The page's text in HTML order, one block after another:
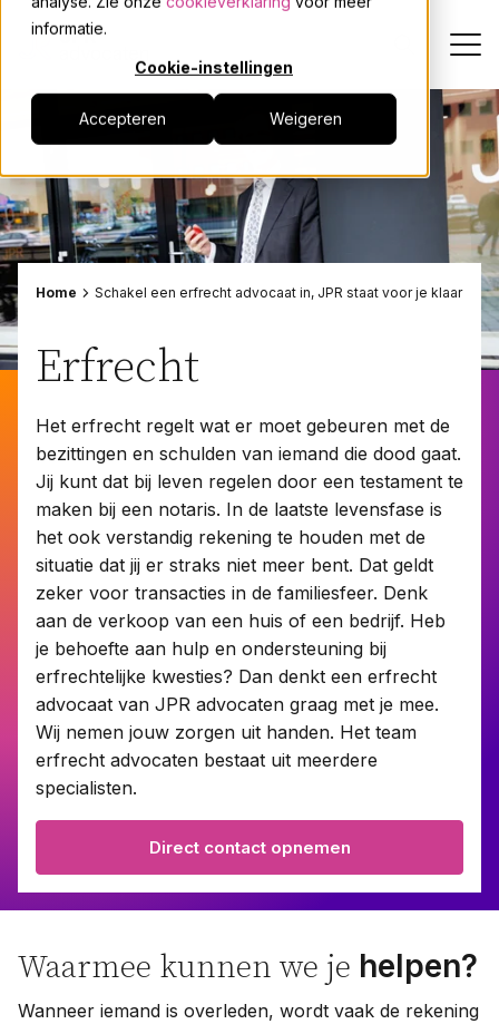
informatie.
Cookie-instellingen
Accepteren Weigeren
Dienstverlening
Onze mensen
Actueel
Werken bij
Contact
Taal:
NL
EN
Home Schakel een erfrecht advocaat in, JPR staat voor je klaar
Erfrecht
Het erfrecht regelt wat er moet gebeuren met de
bezittingen en schulden van iemand die dood gaat.
Jij kunt dat bij leven regelen door een testament te
maken bij een notaris. In de laatste levensfase is
het ook verstandig rekening te houden met de
situatie dat jij er straks niet meer bent. Dat geldt
zeker voor transacties in de familiesfeer. Denk
aan de verkoop van een huis of een bedrijf. Heb
je behoefte aan hulp en ondersteuning bij
erfrechtelijke kwesties? Dan denkt een erfrecht
advocaat van JPR advocaten graag met je mee.
Wij nemen jouw zorgen uit handen. Het team
erfrecht advocaten bestaat uit meerdere
specialisten.
Direct contact opnemen
Waarmee kunnen we je helpen?
Wanneer iemand is overleden, wordt vaak de rekening